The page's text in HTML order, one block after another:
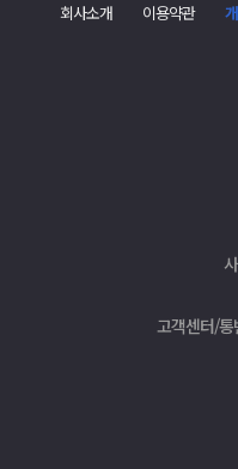
회사소개 이용약관
고객센터/통